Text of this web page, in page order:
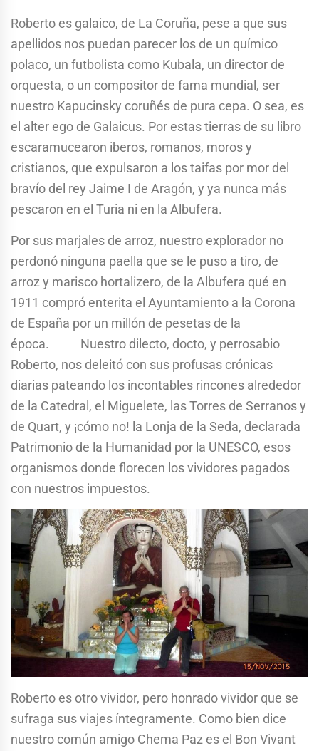
Roberto es galaico, de La Coruña, pese a que sus
apellidos nos puedan parecer los de un químico
polaco, un futbolista como Kubala, un director de
orquesta, o un compositor de fama mundial, ser
nuestro Kapucinsky coruñés de pura cepa. O sea, es
el alter ego de Galaicus. Por estas tierras de su libro
escaramucearon iberos, romanos, moros y
cristianos, que expulsaron a los taifas por mor del
bravío del rey Jaime I de Aragón, y ya nunca más
pescaron en el Turia ni en la Albufera.
Por sus marjales de arroz, nuestro explorador no
perdonó ninguna paella que se le puso a tiro, de
arroz y marisco hortalizero, de la Albufera qué en
1911 compró enterita el Ayuntamiento a la Corona
de España por un millón de pesetas de la
época. Nuestro dilecto, docto, y perrosabio
Roberto, nos deleitó con sus profusas crónicas
diarias pateando los incontables rincones alrededor
de la Catedral, el Miguelete, las Torres de Serranos y
de Quart, y ¡cómo no! la Lonja de la Seda, declarada
Patrimonio de la Humanidad por la UNESCO, esos
organismos donde florecen los vividores pagados
con nuestros impuestos.
Roberto es otro vividor, pero honrado vividor que se
sufraga sus viajes íntegramente. Como bien dice
nuestro común amigo Chema Paz es el Bon Vivant